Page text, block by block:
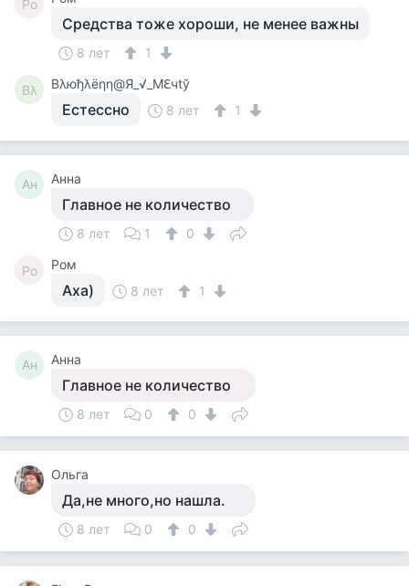
Ро
Средства тоже хороши, не менее важны
8 лет 1
Βλ Βλюђλёηη@Я_√_Мℇчtў
Естессно 8 лет 1
Ан Анна
Главное не количество
8 лет 1 0
Ро Ром
Аха) 8 лет 1
Ан Анна
Главное не количество
8 лет 0 0
Ольга
Да,не много,но нашла.
8 лет 0 0